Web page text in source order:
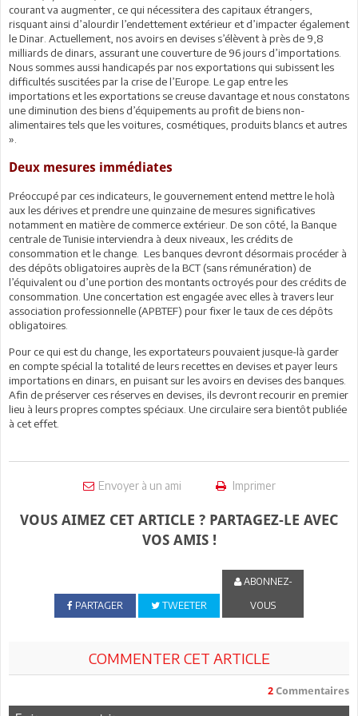
courant va augmenter, ce qui nécessitera des capitaux étrangers,
risquant ainsi d’alourdir l’endettement extérieur et d’impacter également
le Dinar. Actuellement, nos avoirs en devises s’élèvent à près de 9,8
milliards de dinars, assurant une couverture de 96 jours d’importations.
Nous sommes aussi handicapés par nos exportations qui subissent les
difficultés suscitées par la crise de l’Europe. Le gap entre les
importations et les exportations se creuse davantage et nous constatons
une diminution des biens d’équipements au profit de biens non-
alimentaires tels que les voitures, cosmétiques, produits blancs et autres
».
Deux mesures immédiates
Préoccupé par ces indicateurs, le gouvernement entend mettre le holà
aux les dérives et prendre une quinzaine de mesures significatives
notamment en matière de commerce extérieur. De son côté, la Banque
centrale de Tunisie interviendra à deux niveaux, les crédits de
consommation et le change. Les banques devront désormais procéder à
des dépôts obligatoires auprès de la BCT (sans rémunération) de
l’équivalent ou d’une portion des montants octroyés pour des crédits de
consommation. Une concertation est engagée avec elles à travers leur
association professionnelle (APBTEF) pour fixer le taux de ces dépôts
obligatoires.
Pour ce qui est du change, les exportateurs pouvaient jusque-là garder
en compte spécial la totalité de leurs recettes en devises et payer leurs
importations en dinars, en puisant sur les avoirs en devises des banques.
Afin de préserver ces réserves en devises, ils devront recourir en premier
lieu à leurs propres comptes spéciaux. Une circulaire sera bientôt publiée
à cet effet.
Envoyer à un ami Imprimer
VOUS AIMEZ CET ARTICLE ? PARTAGEZ-LE AVEC
VOS AMIS !
PARTAGER TWEETER
ABONNEZ-
VOUS
COMMENTER CET ARTICLE
2 Commentaires